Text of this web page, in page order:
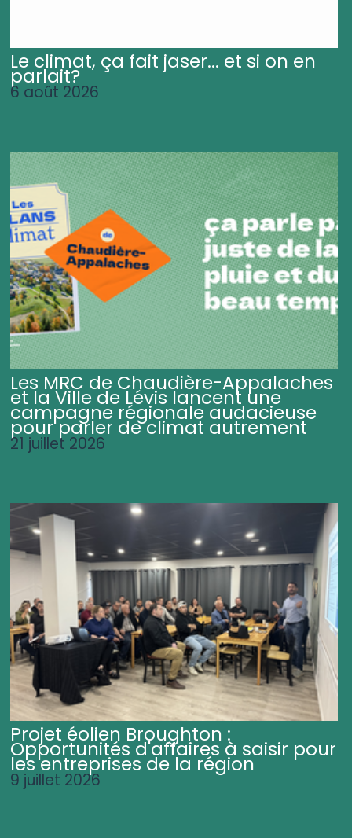
Le climat, ça fait jaser... et si on en
parlait?
6 août 2026
Les MRC de Chaudière-Appalaches
et la Ville de Lévis lancent une
campagne régionale audacieuse
pour parler de climat autrement
21 juillet 2026
Projet éolien Broughton :
Opportunités d'affaires à saisir pour
les entreprises de la région
9 juillet 2026